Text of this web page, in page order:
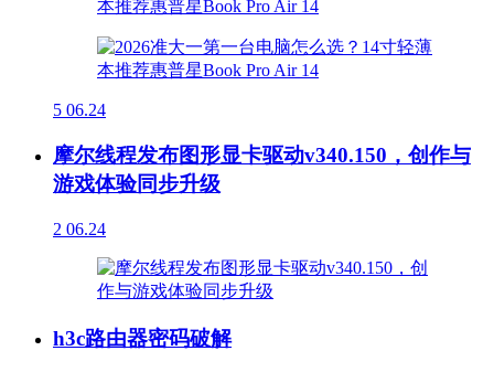
5 06.24
摩尔线程发布图形显卡驱动v340.150，创作与
游戏体验同步升级
2 06.24
h3c路由器密码破解